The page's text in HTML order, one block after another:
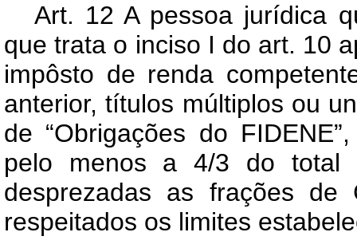
Art. 12 A pessoa jurídica
que trata o inciso I do art. 10
impôsto de renda
anterior, títulos múltiplos ou
de “Obrigações do
pelo menos a 4/3 do total
desprezadas as frações
respeitados os limites